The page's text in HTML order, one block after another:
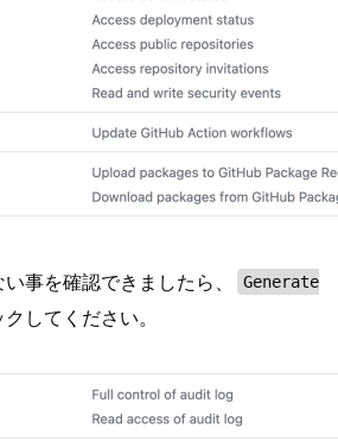
事を確認できましたら、
Generate
してください。